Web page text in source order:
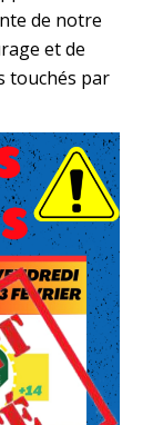
de notre
et de
touchés par